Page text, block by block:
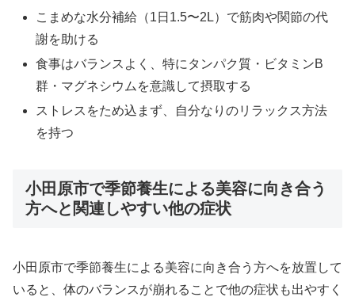
こまめな水分補給（1日1.5〜2L）で筋肉や関節の代
謝を助ける
食事はバランスよく、特にタンパク質・ビタミンB
群・マグネシウムを意識して摂取する
ストレスをため込まず、自分なりのリラックス方法
を持つ
小田原市で季節養生による美容に向き合う
方へと関連しやすい他の症状
小田原市で季節養生による美容に向き合う方へを放置して
いると、体のバランスが崩れることで他の症状も出やすく